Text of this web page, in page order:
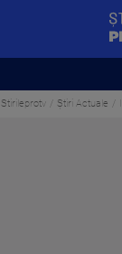
Stirileprotv Știri Actuale